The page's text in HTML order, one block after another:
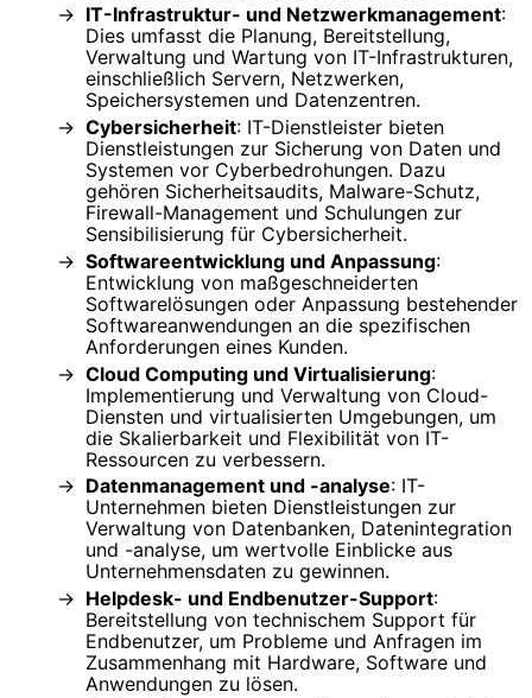
IT-Infrastruktur- und Netzwerkmanagement:
Dies umfasst die Planung, Bereitstellung,
Verwaltung und Wartung von IT-Infrastrukturen,
einschließlich Servern, Netzwerken,
Speichersystemen und Datenzentren.
Cybersicherheit: IT-Dienstleister bieten
Dienstleistungen zur Sicherung von Daten und
Systemen vor Cyberbedrohungen. Dazu
gehören Sicherheitsaudits, Malware-Schutz,
Firewall-Management und Schulungen zur
Sensibilisierung für Cybersicherheit.
Softwareentwicklung und Anpassung:
Entwicklung von maßgeschneiderten
Softwarelösungen oder Anpassung bestehender
Softwareanwendungen an die spezifischen
Anforderungen eines Kunden.
Cloud Computing und Virtualisierung:
Implementierung und Verwaltung von Cloud-
Diensten und virtualisierten Umgebungen, um
die Skalierbarkeit und Flexibilität von IT-
Ressourcen zu verbessern.
Datenmanagement und -analyse: IT-
Unternehmen bieten Dienstleistungen zur
Verwaltung von Datenbanken, Datenintegration
und -analyse, um wertvolle Einblicke aus
Unternehmensdaten zu gewinnen.
Helpdesk- und Endbenutzer-Support:
Bereitstellung von technischem Support für
Endbenutzer, um Probleme und Anfragen im
Zusammenhang mit Hardware, Software und
Anwendungen zu lösen.